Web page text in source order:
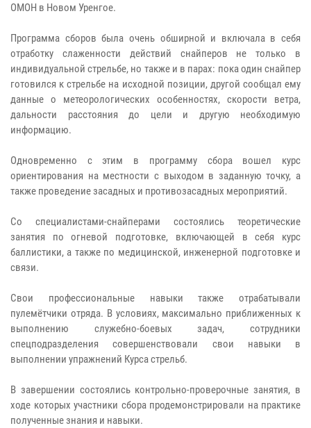
ОМОН в Новом Уренгое.
Программа сборов была очень обширной и включала в себя
отработку слаженности действий снайперов не только в
индивидуальной стрельбе, но также и в парах: пока один снайпер
готовился к стрельбе на исходной позиции, другой сообщал ему
данные о метеорологических особенностях, скорости ветра,
дальности расстояния до цели и другую необходимую
информацию.
Одновременно с этим в программу сбора вошел курс
ориентирования на местности с выходом в заданную точку, а
также проведение засадных и противозасадных мероприятий.
Со специалистами-снайперами состоялись теоретические
занятия по огневой подготовке, включающей в себя курс
баллистики, а также по медицинской, инженерной подготовке и
связи.
Свои профессиональные навыки также отрабатывали
пулемётчики отряда. В условиях, максимально приближенных к
выполнению служебно-боевых задач, сотрудники
спецподразделения совершенствовали свои навыки в
выполнении упражнений Курса стрельб.
В завершении состоялись контрольно-проверочные занятия, в
ходе которых участники сбора продемонстрировали на практике
полученные знания и навыки.